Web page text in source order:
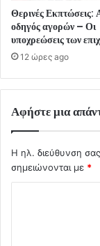
Θερινές Εκπτώσεις:
οδηγός αγορών – Οι
υποχρεώσεις των
12 ώρες ago
Αφήστε μια
Η ηλ. διεύθυνση
σημειώνονται με *